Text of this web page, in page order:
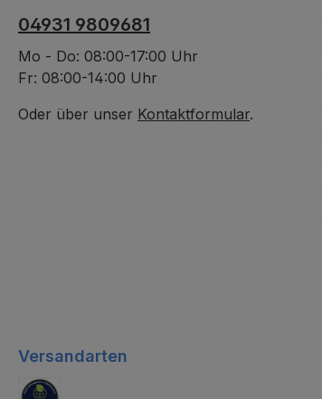
04931 9809681
Mo - Do: 08:00-17:00 Uhr
Fr: 08:00-14:00 Uhr
Oder über unser Kontaktformular.
Versandarten